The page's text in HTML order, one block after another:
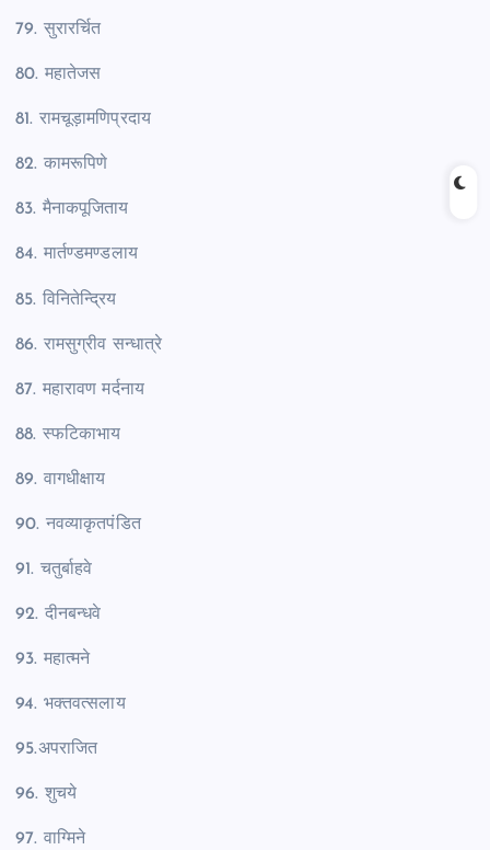
79. सुरारर्चित
80. महातेजस
81. रामचूड़ामणिप्रदाय
82. कामरूपिणे
83. मैनाकपूजिताय
84. मार्तण्डमण्डलाय
85. विनितेन्द्रिय
86. रामसुग्रीव सन्धात्रे
87. महारावण मर्दनाय
88. स्फटिकाभाय
89. वागधीक्षाय
90. नवव्याकृतपंडित
91. चतुर्बाहवे
92. दीनबन्धवे
93. महात्मने
94. भक्तवत्सलाय
95.अपराजित
96. शुचये
97. वाग्मिने